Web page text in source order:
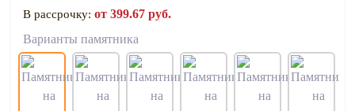
В рассрочку: от 399.67 руб.
Варианты памятника